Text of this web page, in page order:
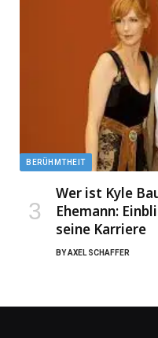
BERÜHMTHEIT
Wer ist Kyle
Ehemann:
seine Karriere
BYAXEL SCHAFFER